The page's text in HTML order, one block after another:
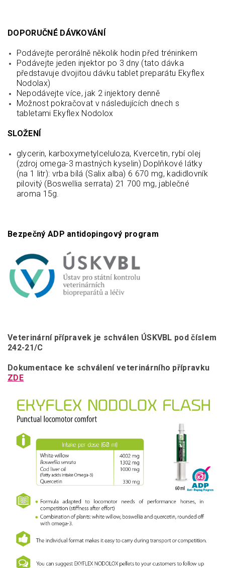
DOPORUČNÉ DÁVKOVÁNÍ
Podávejte perorálně několik hodin před tréninkem
Podávejte jeden injektor po 3 dny (tato dávka
představuje dvojitou dávku tablet preparátu Ekyflex
Nodolax)
Nepodávejte více, jak 2 injektory denně
Možnost pokračovat v následujících dnech s
tabletami Ekyflex Nodolox
SLOŽENÍ
glycerin, karboxymetylceluloza, Kvercetin, rybí olej
(zdroj omega-3 mastných kyselin) Doplňkové látky
(na 1 litr): vrba bílá (Salix alba) 6 670 mg, kadidlovník
pilovitý (Boswellia serrata) 21 700 mg, jablečné
aroma 15g.
Bezpečný ADP antidopingový program
Veterinární přípravek je schválen ÚSKVBL pod číslem
242-21/C
Dokumentace ke schválení veterinárního přípravku
ZDE